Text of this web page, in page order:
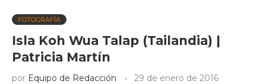
FOTOGRAFÍA
Isla Koh Wua Talap (Tailandia) |
Patricia Martín
por Equipo de Redacción 29 de enero de 2016